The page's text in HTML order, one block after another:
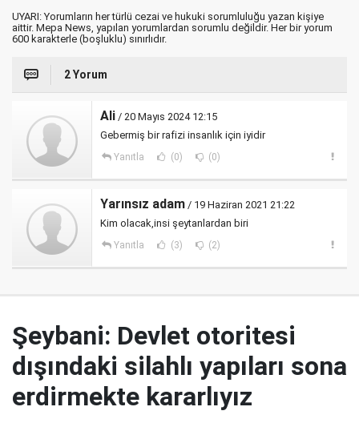
UYARI: Yorumların her türlü cezai ve hukuki sorumluluğu yazan kişiye
aittir. Mepa News, yapılan yorumlardan sorumlu değildir. Her bir yorum
600 karakterle (boşluklu) sınırlıdır.
2 Yorum
Ali / 20 Mayıs 2024 12:15
Gebermiş bir rafizi insanlık için iyidir
Yanıtla (0) (0)
Yarınsız adam / 19 Haziran 2021 21:22
Kim olacak,insi şeytanlardan biri
Yanıtla (3) (2)
Şeybani: Devlet otoritesi
dışındaki silahlı yapıları sona
erdirmekte kararlıyız